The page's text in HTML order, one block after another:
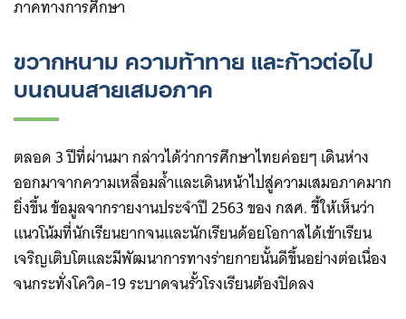
ภาคทางการศึกษา
ขวากหนาม ความท้าทาย และก้าวต่อไป
บนถนนสายเสมอภาค
ตลอด 3 ปีที่ผ่านมา กล่าวได้ว่าการศึกษาไทยค่อยๆ เดินห่าง
ออกมาจากความเหลื่อมล้ำและเดินหน้าไปสู่ความเสมอภาคมาก
ยิ่งขึ้น ข้อมูลจากรายงานประจำปี 2563 ของ กสศ. ชี้ให้เห็นว่า
แนวโน้มที่นักเรียนยากจนและนักเรียนด้อยโอกาสได้เข้าเรียน
เจริญเติบโตและมีพัฒนาการทางร่ายกายนั้นดีขึ้นอย่างต่อเนื่อง
จนกระทั่งโควิด-19 ระบาดจนรั้วโรงเรียนต้องปิดลง